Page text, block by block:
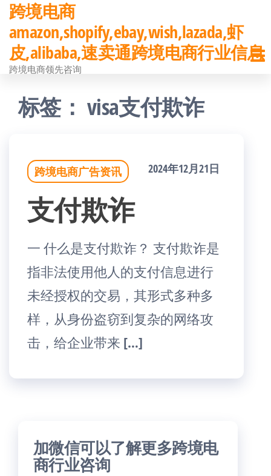
前
往
内
跨境电商
amazon,shopify,ebay,wish,lazada,虾
皮,alibaba,速卖通跨境电商行业信息
跨境电商领先咨询
标签：visa支付欺诈
跨境电商广告资讯 2024年12月21日
支付欺诈
一 什么是支付欺诈？ 支付欺诈是
指非法使用他人的支付信息进行
未经授权的交易，其形式多种多
样，从身份盗窃到复杂的网络攻
击，给企业带来 […]
加微信可以了解更多跨境电
商行业咨询